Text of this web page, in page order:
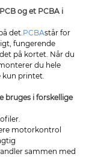
og et PCBA i
det.PCBAstår for
fungerende
på kortet. Når du
du hele
kun printet.
bruges i forskellige
motorkontrol
sammen med